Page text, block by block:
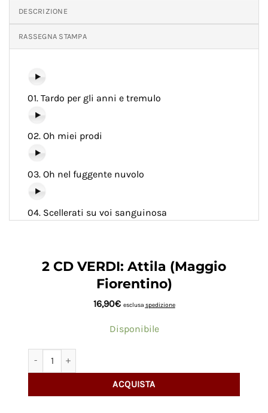
DESCRIZIONE
RASSEGNA STAMPA
01. Tardo per gli anni e tremulo
02. Oh miei prodi
03. Oh nel fuggente nuvolo
04. Scellerati su voi sanguinosa
2 CD VERDI: Attila (Maggio
Fiorentino)
16,90€ esclusa spedizione
Disponibile
ACQUISTA